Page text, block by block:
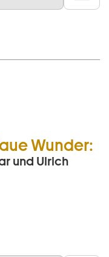
Wunder:
und Ulrich